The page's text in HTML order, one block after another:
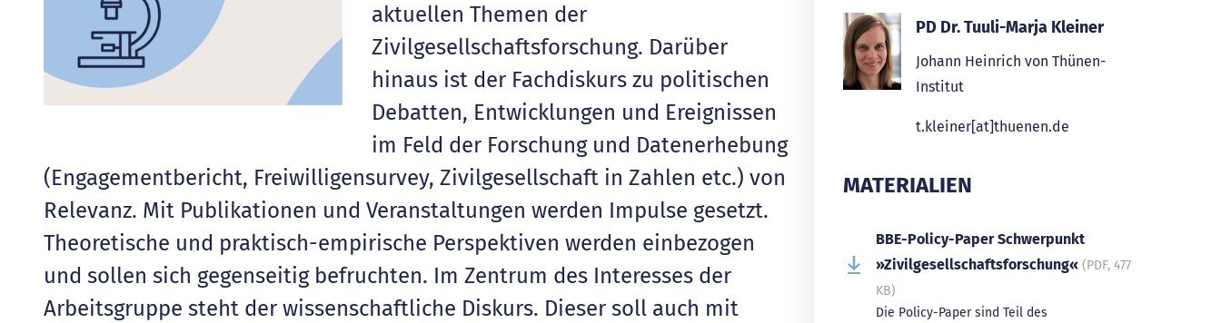
aktuellen Themen der
Zivilgesellschaftsforschung. Darüber
hinaus ist der Fachdiskurs zu politischen
Debatten, Entwicklungen und Ereignissen
im Feld der Forschung und Datenerhebung
(Engagementbericht, Freiwilligensurvey, Zivilgesellschaft in Zahlen etc.) von
Relevanz. Mit Publikationen und Veranstaltungen werden Impulse gesetzt.
Theoretische und praktisch-empirische Perspektiven werden einbezogen
und sollen sich gegenseitig befruchten. Im Zentrum des Interesses der
Arbeitsgruppe steht der wissenschaftliche Diskurs. Dieser soll auch mit
PD Dr. Tuuli-Marja Kleiner
Johann Heinrich von Thünen-
Institut
t.kleiner[at]thuenen.de
MATERIALIEN
BBE-Policy-Paper Schwerpunkt
»Zivilgesellschaftsforschung«(PDF, 477
KB)
Die Policy-Paper sind Teil des